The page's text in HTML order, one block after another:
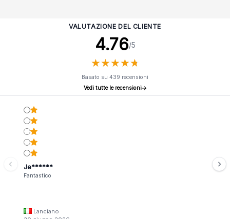
VALUTAZIONE DEL CLIENTE
4.76/5
★★★★★
★★★★★
Basato su 439 recensioni
Vedi tutte le recensioni
Je******
Fantastico
Lanciano